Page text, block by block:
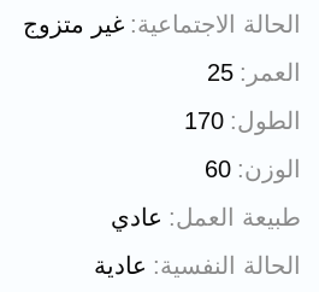
الحالة الاجتماعية غير متزوج
العمر
25
الطول 170
الوزن 60
طبيعة العمل
عادي
الحالة النفسية
عادية